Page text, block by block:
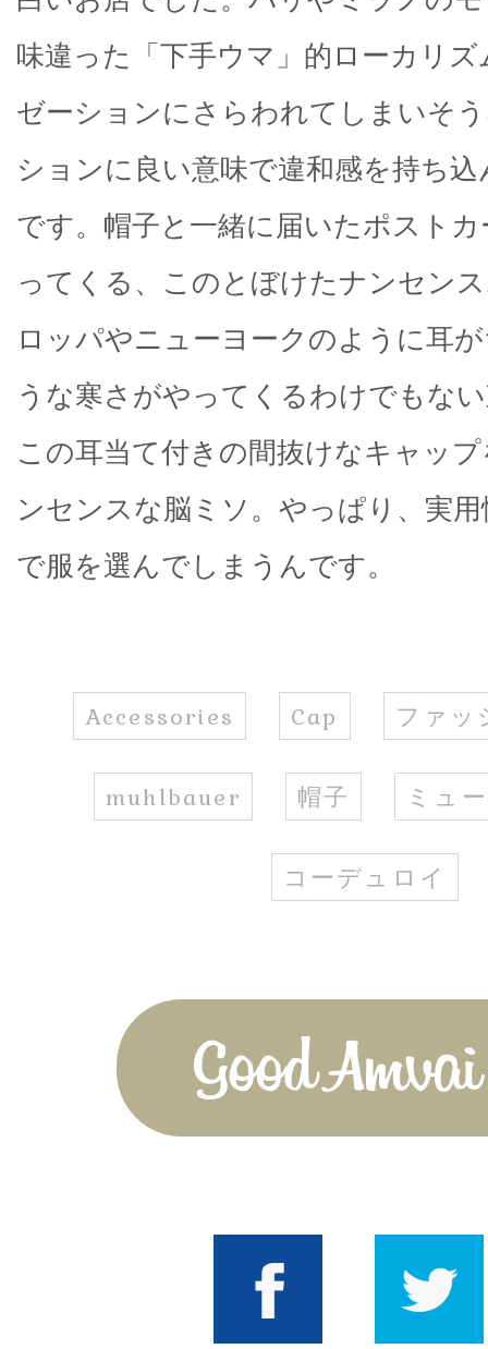
味違った「下手ウマ」的ローカリ
ゼーションにさらわれてしまいそ
ションに良い意味で違和感を持ち
です。帽子と一緒に届いたポスト
ってくる、このとぼけたナンセン
ロッパやニューヨークのように耳
うな寒さがやってくるわけでもな
この耳当て付きの間抜けなキャッ
ンセンスな脳ミソ。やっぱり、実
で服を選んでしまうんです。
Accessories Cap ファッ
muhlbauer 帽子 ミュ
コーデュロイ